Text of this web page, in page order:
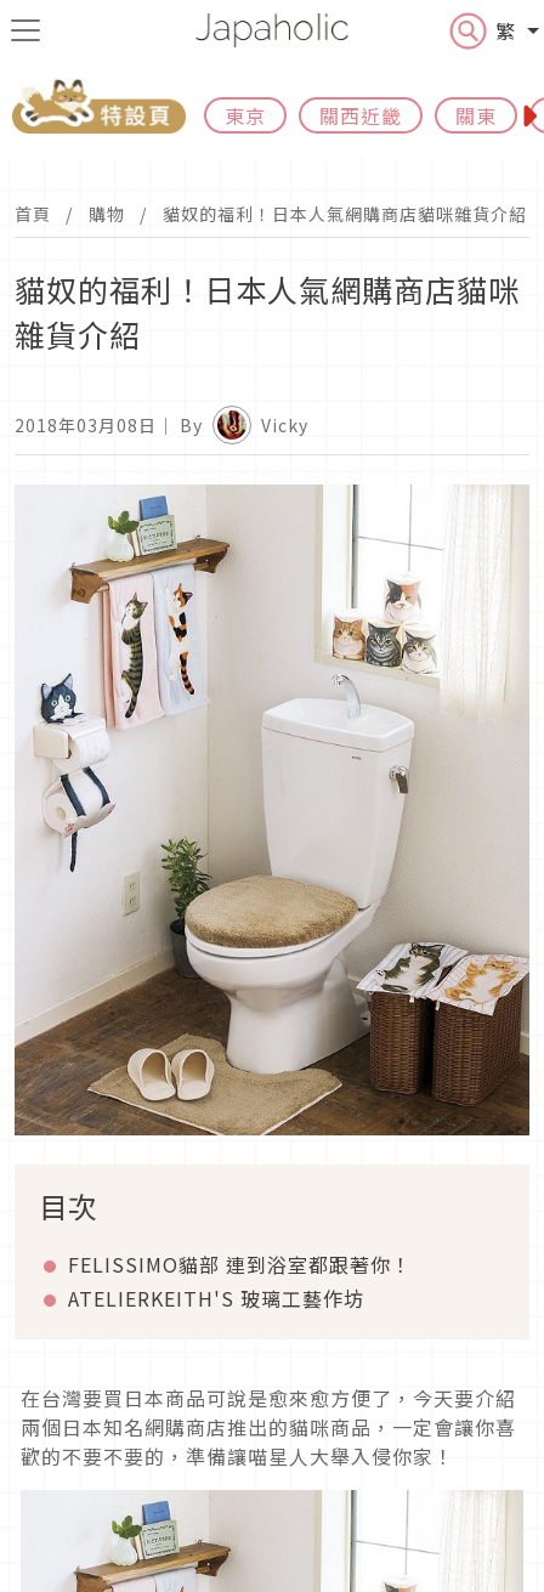
繁
東京 關西近畿 關東
首頁 購物 貓奴的福利！日本人氣網購商店貓咪雜貨介紹
貓奴的福利！日本人氣網購商店貓咪
雜貨介紹
2018年03月08日 ｜ By Vicky
目次
FELISSIMO貓部 連到浴室都跟著你！
ATELIERKEITH'S 玻璃工藝作坊
在台灣要買日本商品可說是愈來愈方便了，今天要介紹
兩個日本知名網購商店推出的貓咪商品，一定會讓你喜
歡的不要不要的，準備讓喵星人大舉入侵你家！